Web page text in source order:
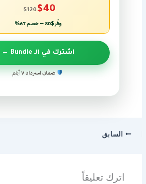
$120$40
وفّر $80 — خصم 67%
اشترك في الـ Bundle ←
ضمان استرداد ٧ أيام
السابق
اترك تعليقاً